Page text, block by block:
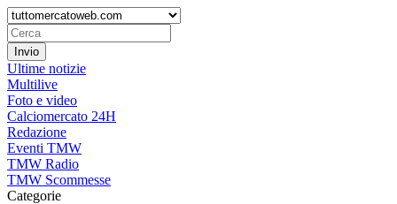
Ultime notizie
Multilive
Foto e video
Calciomercato 24H
Redazione
Eventi TMW
TMW Radio
TMW Scommesse
Categorie